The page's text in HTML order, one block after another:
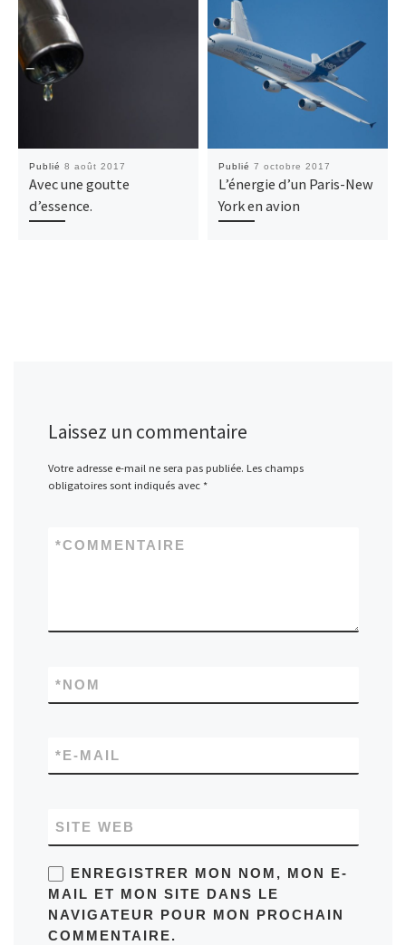
Publié 8 août 2017
Avec une goutte
d’essence.
Publié 7 octobre 2017
L’énergie d’un Paris-New
York en avion
Laissez un commentaire
Votre adresse e-mail ne sera pas publiée. Les champs
obligatoires sont indiqués avec *
COMMENTAIRE
*
NOM
*
E-MAIL
*
SITE WEB
ENREGISTRER MON NOM, MON E-
MAIL ET MON SITE DANS LE
NAVIGATEUR POUR MON PROCHAIN
COMMENTAIRE.